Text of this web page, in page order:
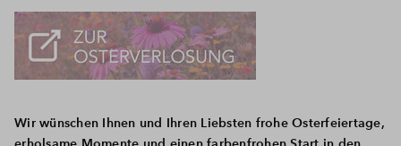
Wir wünschen Ihnen und Ihren Liebsten frohe Osterfeiertage,